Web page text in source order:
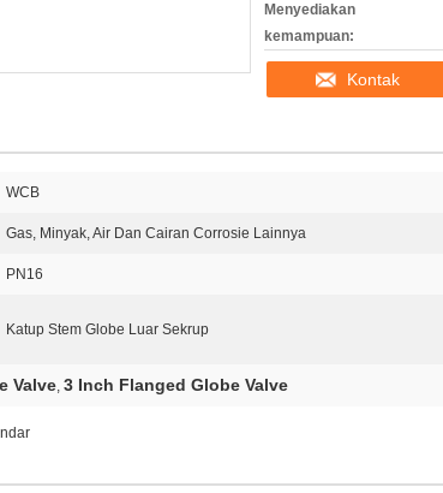
Menyediakan
kemampuan:
Kontak
WCB
Gas, Minyak, Air Dan Cairan Corrosie Lainnya
PN16
Katup Stem Globe Luar Sekrup
Valve, 3 Inch Flanged Globe Valve